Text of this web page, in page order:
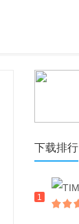
下载排行
1